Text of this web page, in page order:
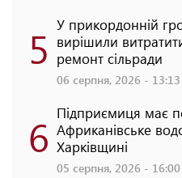
5 У прикордонній
вирішили
ремонт сільради
06 серпня, 2026 - 13:13
6 Підприємиця має
Африканівське
Харківщині
05 серпня, 2026 - 16:00